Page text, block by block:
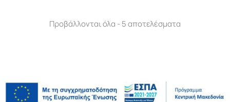
Προβάλλονται όλα - 5 αποτελέσματα